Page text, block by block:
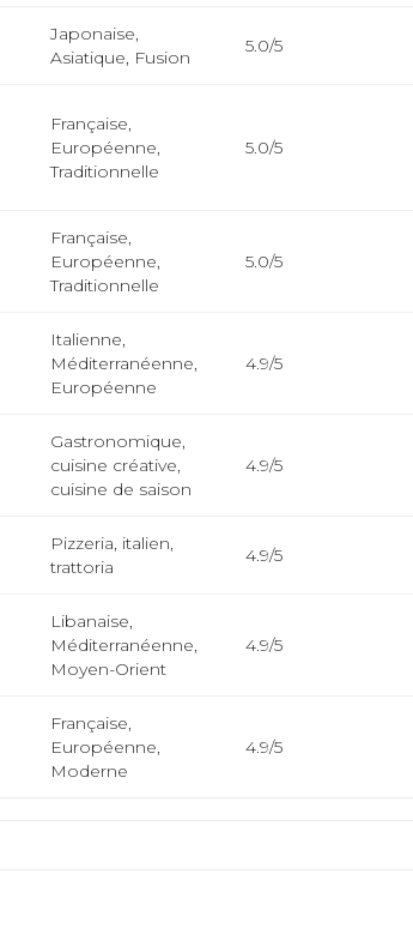
Japonaise,
Asiatique, Fusion
5.0/5
Française,
Européenne,
Traditionnelle
5.0/5
Française,
Européenne,
Traditionnelle
5.0/5
Italienne,
Méditerranéenne,
Européenne
4.9/5
Gastronomique,
cuisine créative,
cuisine de saison
4.9/5
Pizzeria, italien,
trattoria
4.9/5
Libanaise,
Méditerranéenne,
Moyen-Orient
4.9/5
Française,
Européenne,
Moderne
4.9/5